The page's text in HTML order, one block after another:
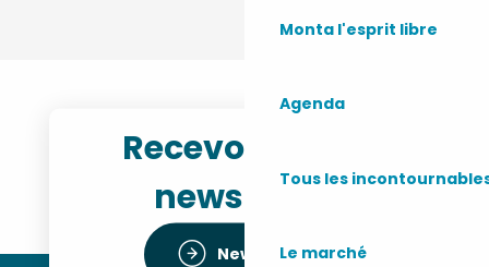
Monta l'esprit libre
Agenda
Tous les
Le marché
Recevoir notre
newsletter
Newsletter